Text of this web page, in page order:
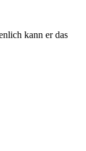
kann er das